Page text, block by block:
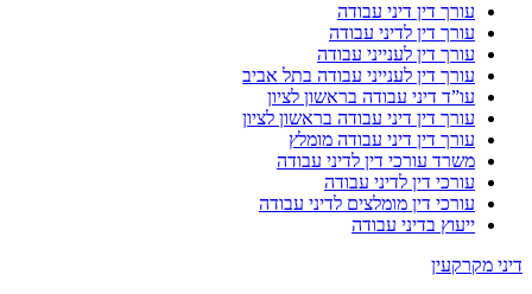
עורך דין דיני עבודה
עורך דין לדיני עבודה
עורך דין לענייני עבודה
עורך דין לענייני עבודה בתל אביב
עו”ד דיני עבודה בראשון לציון
עורך דין דיני עבודה בראשון לציון
עורך דין דיני עבודה מומלץ
משרד עורכי דין לדיני עבודה
עורכי דין לדיני עבודה
עורכי דין מומלצים לדיני עבודה
ייעוץ בדיני עבודה
דיני מקרקעין